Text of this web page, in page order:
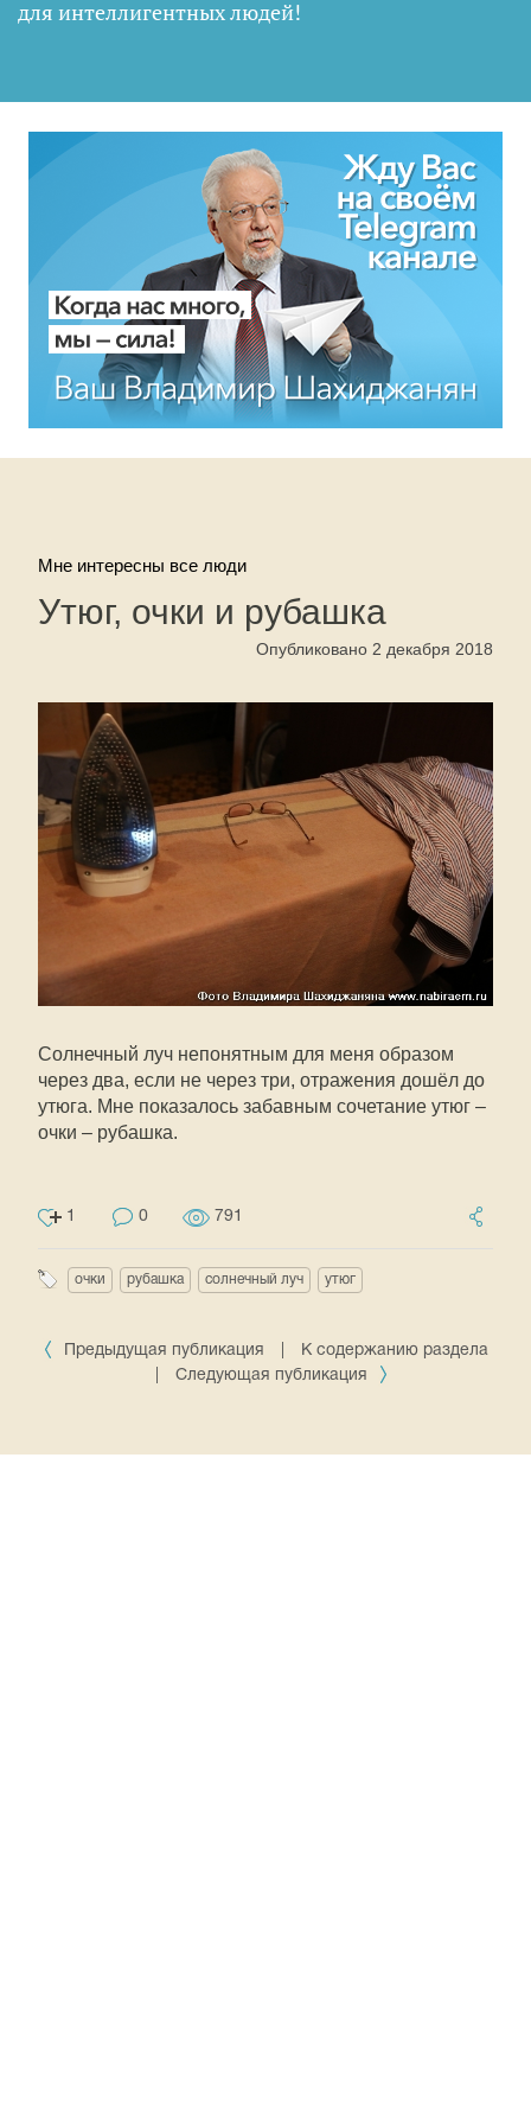
для интеллигентных людей!
Мне интересны все люди
Утюг, очки и рубашка
Опубликовано 2 декабря 2018
Солнечный луч непонятным для меня образом
через два, если не через три, отражения дошёл до
утюга. Мне показалось забавным сочетание утюг –
очки – рубашка.
1 0 791
очки рубашка солнечный луч утюг
Предыдущая публикация
К содержанию раздела
Следующая публикация